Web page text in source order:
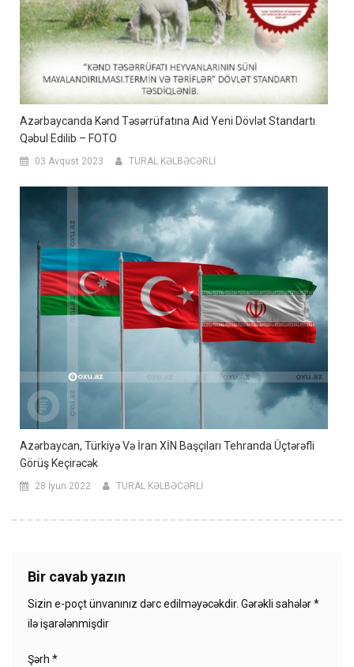
Azərbaycanda Kənd Təsərrüfatına Aid Yeni Dövlət Standartı
Qəbul Edilib – FOTO
03 Avqust 2023 TURAL KƏLBƏCƏRLİ
Azərbaycan, Türkiyə Və İran XİN Başçıları Tehranda Üçtərəfli
Görüş Keçirəcək
28 İyun 2022 TURAL KƏLBƏCƏRLİ
Bir cavab yazın
Sizin e-poçt ünvanınız dərc edilməyəcəkdir. Gərəkli sahələr*
ilə işarələnmişdir
Şərh *